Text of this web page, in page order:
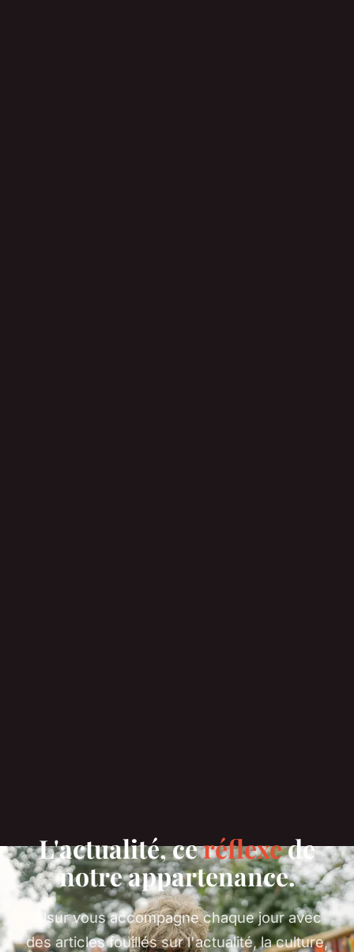
L'actualité, ceréflexede
notre appartenance.
Alsur vous accompagne chaque jour avec
des articles fouillés sur l'actualité, la culture,